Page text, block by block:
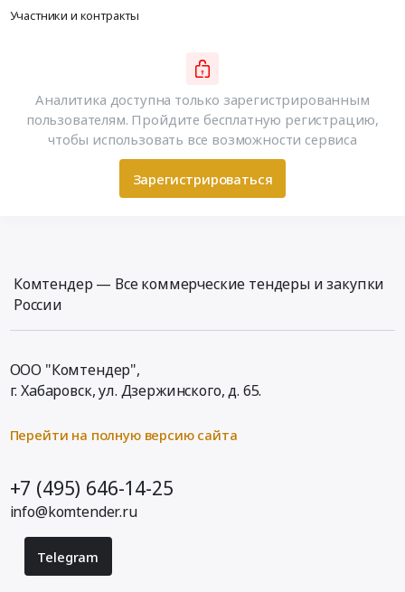
Участники и контракты
Аналитика доступна только зарегистрированным
пользователям. Пройдите бесплатную регистрацию,
чтобы использовать все возможности сервиса
Зарегистрироваться
Комтендер — Все коммерческие тендеры и закупки
России
ООО "Комтендер",
г. Хабаровск,ул. Дзержинского, д. 65.
Перейти на полную версию сайта
+7 (495) 646-14-25
info@komtender.ru
Telegram